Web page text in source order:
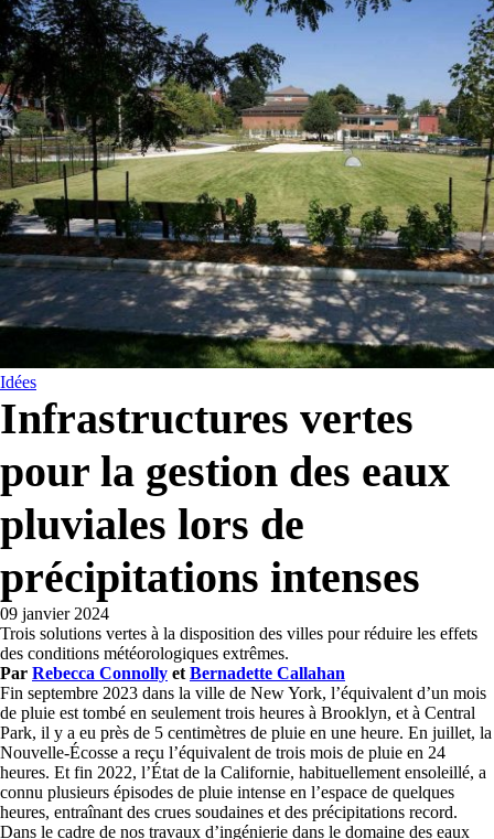
Idées
Infrastructures vertes
pour la gestion des eaux
pluviales lors de
précipitations intenses
09 janvier 2024
Trois solutions vertes à la disposition des villes pour réduire les effets
des conditions météorologiques extrêmes.
Par Rebecca Connolly et Bernadette Callahan
Fin septembre 2023 dans la ville de New York, l’équivalent d’un mois
de pluie est tombé en seulement trois heures à Brooklyn, et à Central
Park, il y a eu près de 5 centimètres de pluie en une heure. En juillet, la
Nouvelle-Écosse a reçu l’équivalent de trois mois de pluie en 24
heures. Et fin 2022, l’État de la Californie, habituellement ensoleillé, a
connu plusieurs épisodes de pluie intense en l’espace de quelques
heures, entraînant des crues soudaines et des précipitations record.
Dans le cadre de nos travaux d’ingénierie dans le domaine des eaux